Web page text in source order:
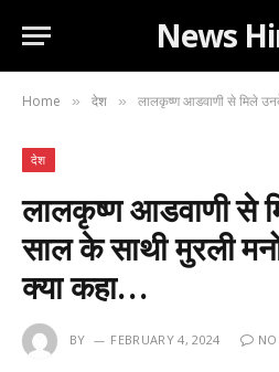
News
Home » देश » लालकृष्ण आडवाणी से मिले उनके 60
देश
लालकृष्ण आडवाणी से
साल के साथी मुरली
क्या कहा…
BY FEBRUARY 4, 2024